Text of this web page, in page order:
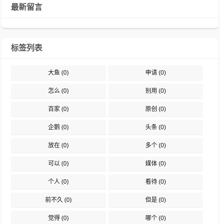
最新留言
标签列表
大鱼 (0) 申请(0)
怎么 (0) 别用 (0)
百家 (0) 原创 (0)
企鹅 (0) 头条(0)
放在 (0) 多个(0)
可以 (0) 媒体(0)
个人 (0) 看待(0)
前不久 (0) 但是(0)
觉得 (0) 哪个(0)